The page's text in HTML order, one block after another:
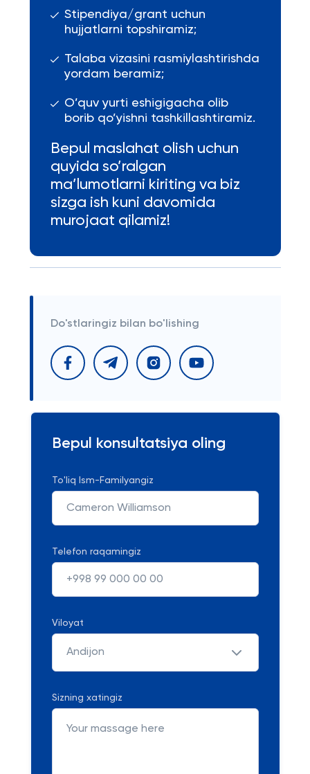
Stipendiya/grant uchun
hujjatlarni topshiramiz;
Talaba vizasini rasmiylashtirishda
yordam beramiz;
O’quv yurti eshigigacha olib
borib qo’yishni tashkillashtiramiz.
Bepul maslahat olish uchun
quyida so’ralgan
ma’lumotlarni kiriting va biz
sizga ish kuni davomida
murojaat qilamiz!
Do'stlaringiz bilan bo'lishing
Bepul konsultatsiya oling
To'liq Ism-Familyangiz
Telefon raqamingiz
Viloyat
Andijon
Sizning xatingiz